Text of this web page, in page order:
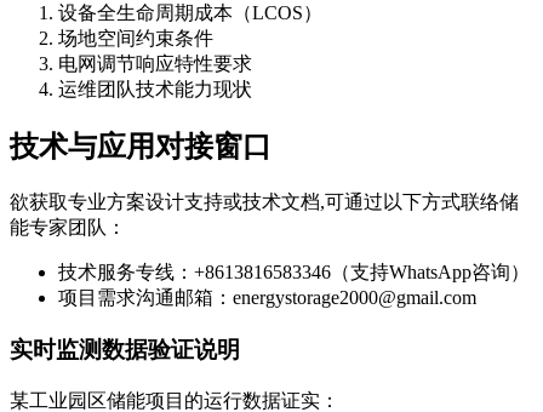
设备全生命周期成本（LCOS）
场地空间约束条件
电网调节响应特性要求
运维团队技术能力现状
技术与应用对接窗口
欲获取专业方案设计支持或技术文档,可通过以下方式联络储
能专家团队：
技术服务专线：+8613816583346（支持WhatsApp咨询）
项目需求沟通邮箱： energystorage2000@gmail.com
实时监测数据验证说明
某工业园区储能项目的运行数据证实：